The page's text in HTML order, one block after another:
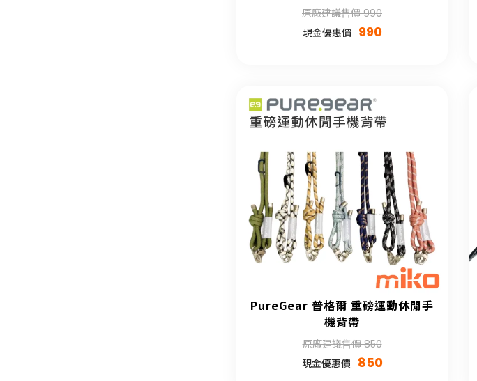
原廠建議售價 990
現金優惠價 990
PureGear 普格爾 重磅運動休閒手
機背帶
原廠建議售價 850
現金優惠價 850